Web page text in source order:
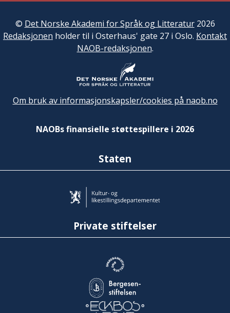
© Det Norske Akademi for Språk og Litteratur2026
Redaksjonen holder til i Osterhaus' gate 27 i Oslo. Kontakt
NAOB-redaksjonen.
Om bruk av informasjonskapsler/cookies på naob.no
NAOBs finansielle støttespillere i 2026
Staten
Private stiftelser